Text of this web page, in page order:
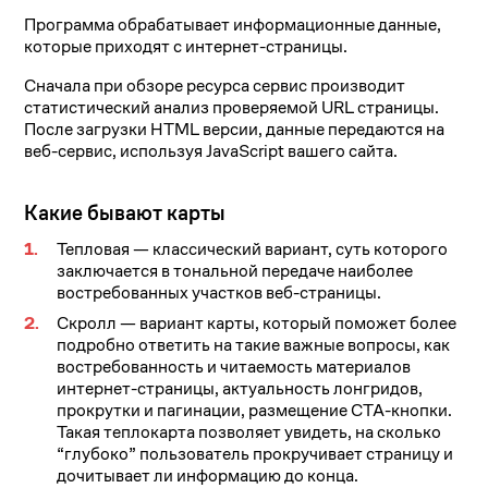
Программа обрабатывает информационные данные,
которые приходят с интернет-страницы.
Сначала при обзоре ресурса сервис производит
статистический анализ проверяемой URL страницы.
После загрузки HTML версии, данные передаются на
веб-сервис, используя JavaScript вашего сайта.
Какие бывают карты
Тепловая — классический вариант, суть которого
заключается в тональной передаче наиболее
востребованных участков веб-страницы.
Скролл — вариант карты, который поможет более
подробно ответить на такие важные вопросы, как
востребованность и читаемость материалов
интернет-страницы, актуальность лонгридов,
прокрутки и пагинации, размещение СТА-кнопки.
Такая теплокарта позволяет увидеть, на сколько
“глубоко” пользователь прокручивает страницу и
дочитывает ли информацию до конца.